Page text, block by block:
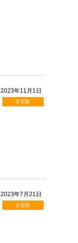
2023年11月1日
学習塾
2023年7月21日
学習塾